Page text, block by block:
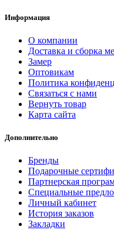
Информация
О компании
Доставка и сборка
Замер
Оптовикам
Политика
Связаться с нами
Вернуть товар
Карта сайта
Дополнительно
Бренды
Подарочные
Партнерская
Специальные
Личный кабинет
История заказов
Закладки